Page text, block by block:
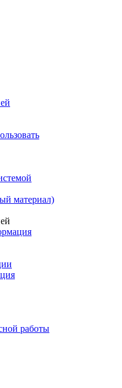
материал)
работы